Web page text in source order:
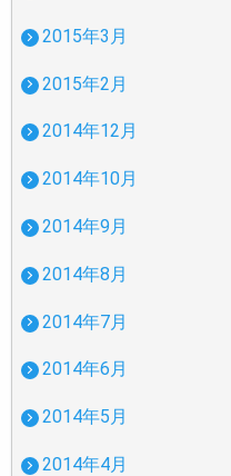
2015年3月
2015年2月
2014年12月
2014年10月
2014年9月
2014年8月
2014年7月
2014年6月
2014年5月
2014年4月